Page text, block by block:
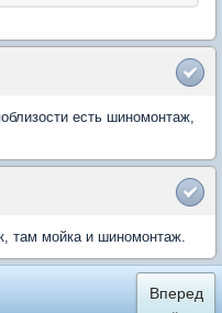
есть шиномонтаж,
там мойка и шиномонтаж.
Вперед